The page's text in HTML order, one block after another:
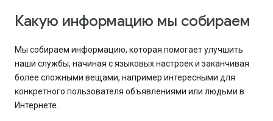
Какую информацию мы собираем
Мы собираем информацию, которая помогает улучшить
наши службы, начиная с языковых настроек и заканчивая
более сложными вещами, например интересными для
конкретного пользователя объявлениями или людьми в
Интернете.